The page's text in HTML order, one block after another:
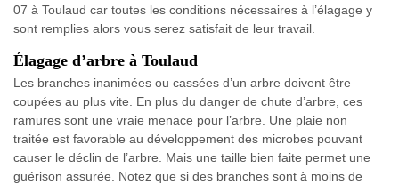
07 à Toulaud car toutes les conditions nécessaires à l’élagage y
sont remplies alors vous serez satisfait de leur travail.
Élagage d’arbre à Toulaud
Les branches inanimées ou cassées d’un arbre doivent être
coupées au plus vite. En plus du danger de chute d’arbre, ces
ramures sont une vraie menace pour l’arbre. Une plaie non
traitée est favorable au développement des microbes pouvant
causer le déclin de l’arbre. Mais une taille bien faite permet une
guérison assurée. Notez que si des branches sont à moins de